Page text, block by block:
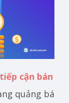
cận bán
quảng bá